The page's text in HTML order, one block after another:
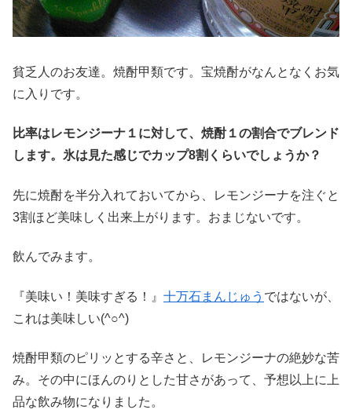
貧乏人のお友達。焼酎甲類です。宝焼酎がなんとなくお気
に入りです。
比率はレモンジーナ１に対して、焼酎１の割合でブレンド
します。氷は見た感じでカップ8割くらいでしょうか？
先に焼酎を半分入れておいてから、レモンジーナを注ぐと
3割ほど美味しく出来上がります。おまじないです。
飲んでみます。
『美味い！美味すぎる！』 十万石まんじゅう ではないが、
これは美味しい(^○^)
焼酎甲類のピリッとする辛さと、レモンジーナの絶妙な苦
み。その中にほんのりとした甘さがあって、予想以上に上
品な飲み物になりました。